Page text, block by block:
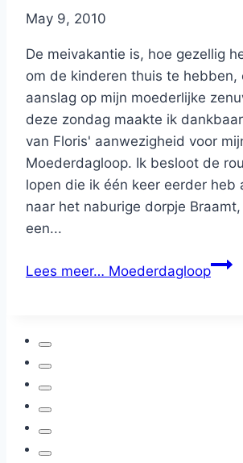
ByNicole
May 9, 2010
De meivakantie is, hoe gezellig
om de kinderen thuis te hebben,
aanslag op mijn moederlijke
deze zondag maakte ik
van Floris' aanwezigheid voor
Moederdagloop. Ik besloot de
lopen die ik één keer eerder heb
naar het naburige dorpje
een...
Lees meer… Moederdagloop